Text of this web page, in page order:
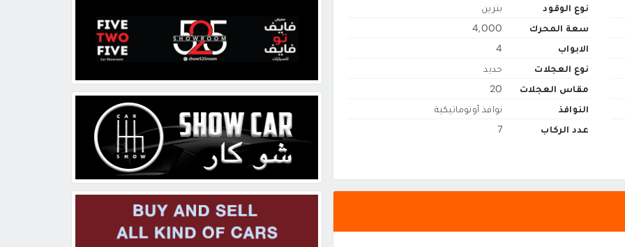
نوع الوقود
بنزين
سعة المحرك
4,000
الابواب
4
نوع العجلات
حديد
مقاس العجلات
20
النوافذ
نوافذ أوتوماتيكية
عدد الركاب
7